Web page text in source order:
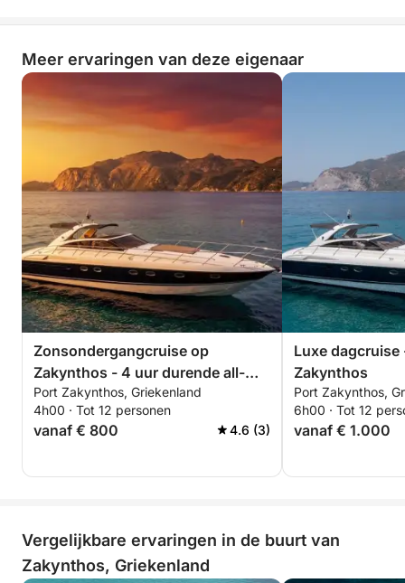
Meer ervaringen van deze eigenaar
Zonsondergangcruise op
Zakynthos - 4 uur durende all-
inclusive privé-ontsnapping
Port Zakynthos, Griekenland
4h00 · Tot 12 personen
vanaf € 800 4.6 (3)
Luxe
Zakynthos
Port Zakynthos,
6h00 · Tot 12
vanaf € 1.000
Vergelijkbare ervaringen in de buurt van
Zakynthos, Griekenland